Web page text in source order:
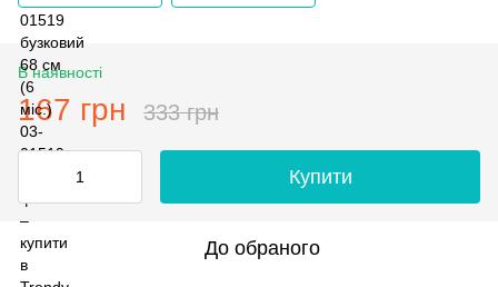
В наявності
167 грн 333 грн
Купити
До обраного